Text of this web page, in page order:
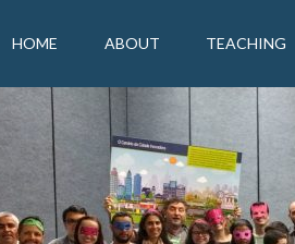
HOME ABOUT TEACHING